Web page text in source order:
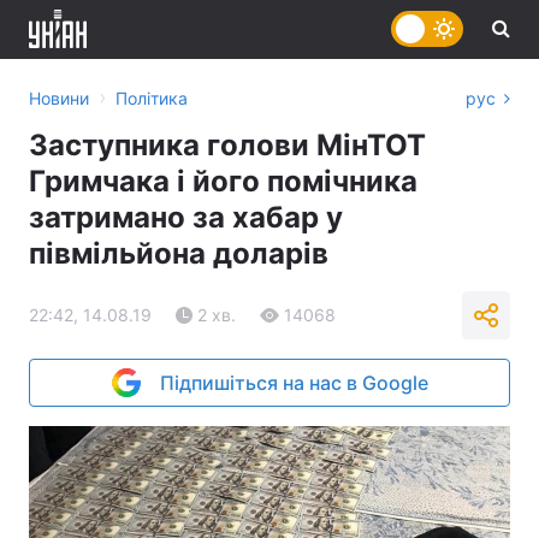
Новини › Політика рус
Заступника голови МінТОТ
Гримчака і його помічника
затримано за хабар у
півмільйона доларів
22:42, 14.08.19 2 хв. 14068
Підпишіться на нас в Google